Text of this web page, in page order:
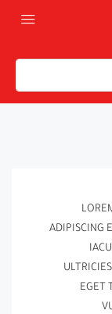
ADIPISCING
EGET